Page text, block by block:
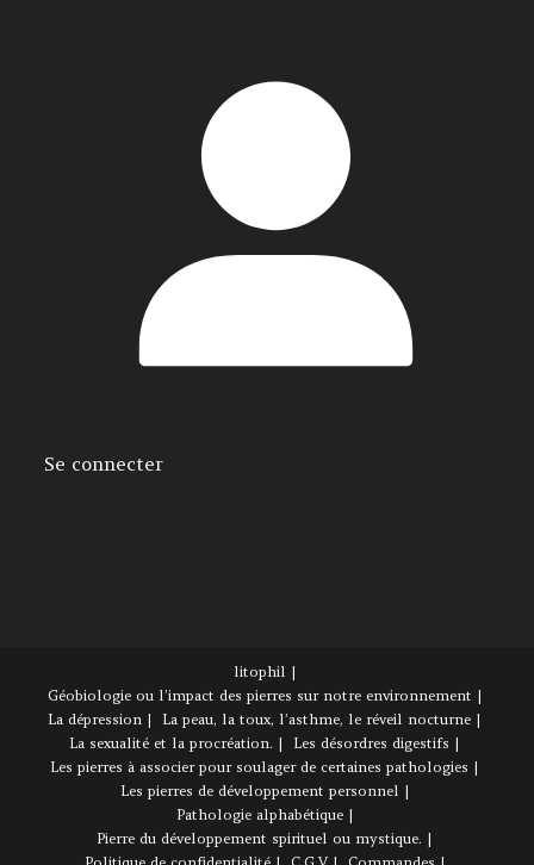
Se connecter
litophil
Géobiologie ou l’impact des pierres sur notre environnement
La dépression
La peau, la toux, l’asthme, le réveil nocturne
La sexualité et la procréation.
Les désordres digestifs
Les pierres à associer pour soulager de certaines pathologies
Les pierres de développement personnel
Pathologie alphabétique
Pierre du développement spirituel ou mystique.